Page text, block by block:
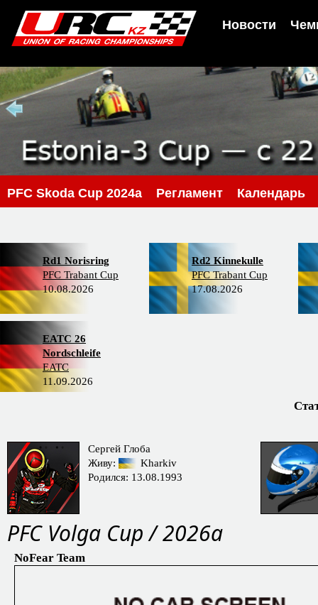
Новости
PFC Skoda Cup 2024a Регламент Календарь
Rd1 Norisring
PFC Trabant Cup
10.08.2026
Rd2 Kinnekulle
PFC Trabant Cup
17.08.2026
EATC 26
Nordschleife
EATC
11.09.2026
Сергей Глоба
Живу:
Kharkiv
Родился: 13.08.1993
PFС Volga Cup / 2026a
NoFear Team